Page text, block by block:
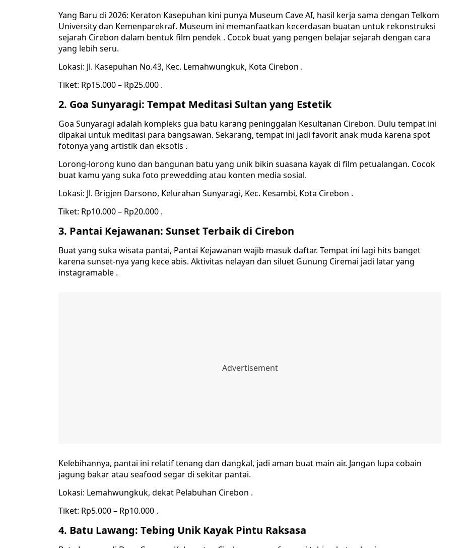
Yang Baru di 2026: Keraton Kasepuhan kini punya Museum Cave AI, hasil kerja sama dengan Telkom
University dan Kemenparekraf. Museum ini memanfaatkan kecerdasan buatan untuk rekonstruksi
sejarah Cirebon dalam bentuk film pendek . Cocok buat yang pengen belajar sejarah dengan cara
yang lebih seru.
Lokasi: Jl. Kasepuhan No.43, Kec. Lemahwungkuk, Kota Cirebon .
Tiket: Rp15.000 – Rp25.000 .
2. Goa Sunyaragi: Tempat Meditasi Sultan yang Estetik
Goa Sunyaragi adalah kompleks gua batu karang peninggalan Kesultanan Cirebon. Dulu tempat ini
dipakai untuk meditasi para bangsawan. Sekarang, tempat ini jadi favorit anak muda karena spot
fotonya yang artistik dan eksotis .
Lorong-lorong kuno dan bangunan batu yang unik bikin suasana kayak di film petualangan. Cocok
buat kamu yang suka foto prewedding atau konten media sosial.
Lokasi: Jl. Brigjen Darsono, Kelurahan Sunyaragi, Kec. Kesambi, Kota Cirebon .
Tiket: Rp10.000 – Rp20.000 .
3. Pantai Kejawanan: Sunset Terbaik di Cirebon
Buat yang suka wisata pantai, Pantai Kejawanan wajib masuk daftar. Tempat ini lagi hits banget
karena sunset-nya yang kece abis. Aktivitas nelayan dan siluet Gunung Ciremai jadi latar yang
instagramable .
Kelebihannya, pantai ini relatif tenang dan dangkal, jadi aman buat main air. Jangan lupa cobain
jagung bakar atau seafood segar di sekitar pantai.
Lokasi: Lemahwungkuk, dekat Pelabuhan Cirebon .
Tiket: Rp5.000 – Rp10.000 .
4. Batu Lawang: Tebing Unik Kayak Pintu Raksasa